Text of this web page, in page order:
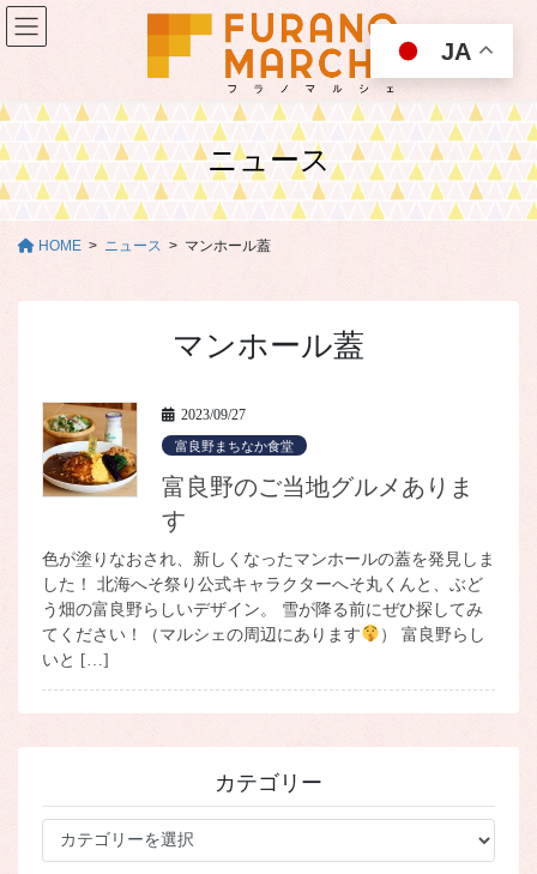
コ
ン
ツ
移
動
ナ
ビ
シ
ン
に
ニュース
HOME ニュース マンホール蓋
マンホール蓋
2023/09/27
富良野まちなか食堂
富良野のご当地グルメありま
す
色が塗りなおされ、新しくなったマンホールの蓋を発見しま
した！ 北海へそ祭り公式キャラクターへそ丸くんと、ぶど
う畑の富良野らしいデザイン。 雪が降る前にぜひ探してみ
てください！（マルシェの周辺にあります
） 富良野らし
いと […]
カテゴリー
JA